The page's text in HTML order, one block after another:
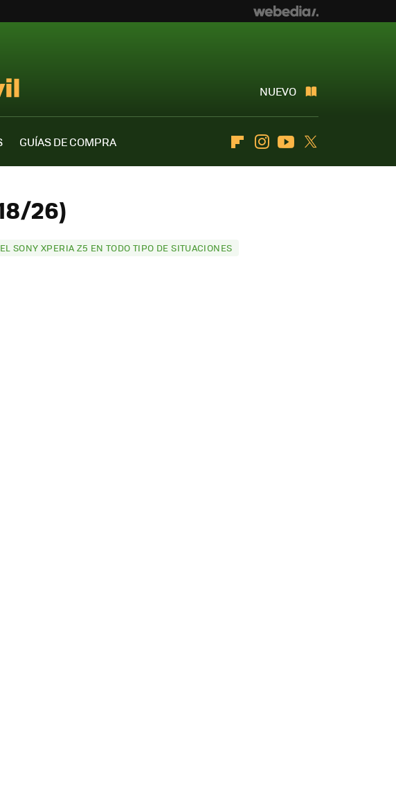
NUEVO
GUÍAS DE COMPRA
FlipboardInstagramYoutube
26)
SONY XPERIA Z5 EN TODO TIPO DE SITUACIONES